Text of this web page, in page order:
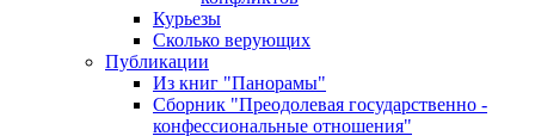
Курьезы
Сколько верующих
Публикации
Из книг "Панорамы"
Сборник "Преодолевая государственно -
конфессиональные отношения"